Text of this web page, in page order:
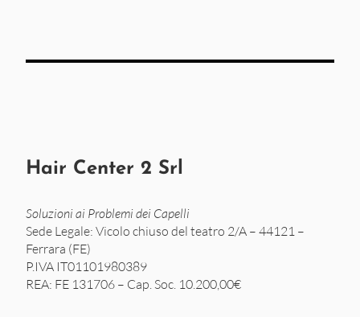
Hair Center 2 Srl
Soluzioni ai Problemi dei Capelli
Sede Legale: Vicolo chiuso del teatro 2/A – 44121 –
Ferrara (FE)
P.IVA IT01101980389
REA: FE 131706 – Cap. Soc. 10.200,00€